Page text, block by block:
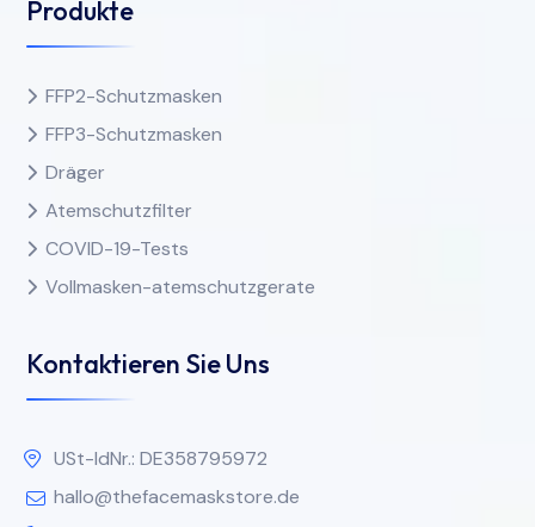
Produkte
FFP2-Schutzmasken
FFP3-Schutzmasken
Dräger
Atemschutzfilter
COVID-19-Tests
Vollmasken-atemschutzgerate
Kontaktieren Sie Uns
USt-IdNr.: DE358795972
hallo@thefacemaskstore.de